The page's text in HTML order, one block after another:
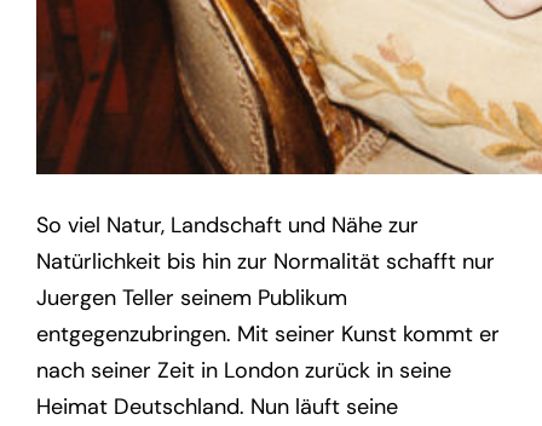
So viel Natur, Landschaft und Nähe zur
Natürlichkeit bis hin zur Normalität schafft nur
Juergen Teller seinem Publikum
entgegenzubringen. Mit seiner Kunst kommt er
nach seiner Zeit in London zurück in seine
Heimat Deutschland. Nun läuft seine